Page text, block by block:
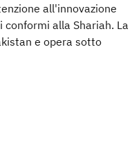
all'innovazione
alla Shariah. La
e opera sotto